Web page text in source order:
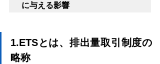
に与える影響
1.ETSとは、排出量取引制度の
略称